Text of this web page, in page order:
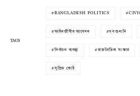
TAGS
BANGLADESH POLITICS
আইনজীবীর আবেদন গণশুনানি
নির্বাচন ব্যবস্থা রাজনৈতিক সংস্কার
সুপ্রিম কোর্ট